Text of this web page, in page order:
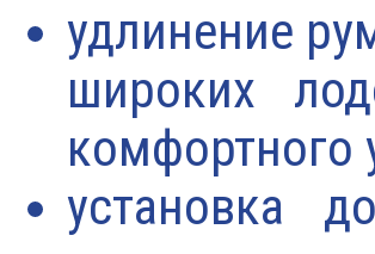
удлинение
широких
комфортного
установка